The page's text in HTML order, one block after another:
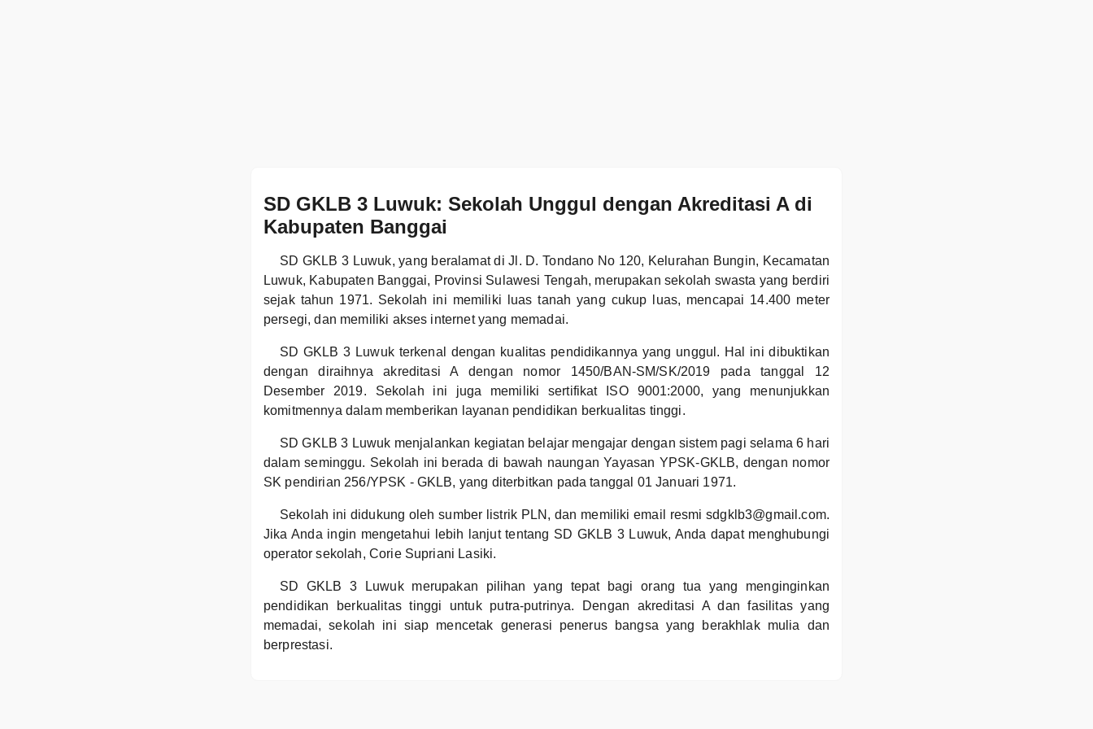
SD GKLB 3 Luwuk: Sekolah Unggul dengan Akreditasi A di
Kabupaten Banggai
SD GKLB 3 Luwuk, yang beralamat di Jl. D. Tondano No 120, Kelurahan Bungin, Kecamatan
Luwuk, Kabupaten Banggai, Provinsi Sulawesi Tengah, merupakan sekolah swasta yang berdiri
sejak tahun 1971. Sekolah ini memiliki luas tanah yang cukup luas, mencapai 14.400 meter
persegi, dan memiliki akses internet yang memadai.
SD GKLB 3 Luwuk terkenal dengan kualitas pendidikannya yang unggul. Hal ini dibuktikan
dengan diraihnya akreditasi A dengan nomor 1450/BAN-SM/SK/2019 pada tanggal 12
Desember 2019. Sekolah ini juga memiliki sertifikat ISO 9001:2000, yang menunjukkan
komitmennya dalam memberikan layanan pendidikan berkualitas tinggi.
SD GKLB 3 Luwuk menjalankan kegiatan belajar mengajar dengan sistem pagi selama 6 hari
dalam seminggu. Sekolah ini berada di bawah naungan Yayasan YPSK-GKLB, dengan nomor
SK pendirian 256/YPSK - GKLB, yang diterbitkan pada tanggal 01 Januari 1971.
Sekolah ini didukung oleh sumber listrik PLN, dan memiliki email resmi sdgklb3@gmail.com.
Jika Anda ingin mengetahui lebih lanjut tentang SD GKLB 3 Luwuk, Anda dapat menghubungi
operator sekolah, Corie Supriani Lasiki.
SD GKLB 3 Luwuk merupakan pilihan yang tepat bagi orang tua yang menginginkan
pendidikan berkualitas tinggi untuk putra-putrinya. Dengan akreditasi A dan fasilitas yang
memadai, sekolah ini siap mencetak generasi penerus bangsa yang berakhlak mulia dan
berprestasi.